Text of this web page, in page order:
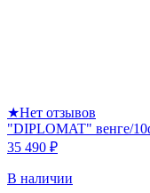
★Нет отзывов
"DIPLOMAT" венге/
35 490 ₽
В наличии